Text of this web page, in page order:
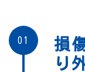
01
損
り